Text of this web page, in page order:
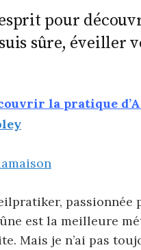
pour
sûre, éveiller
la pratique
passionnée
est la meilleure
Mais je n’ai pas